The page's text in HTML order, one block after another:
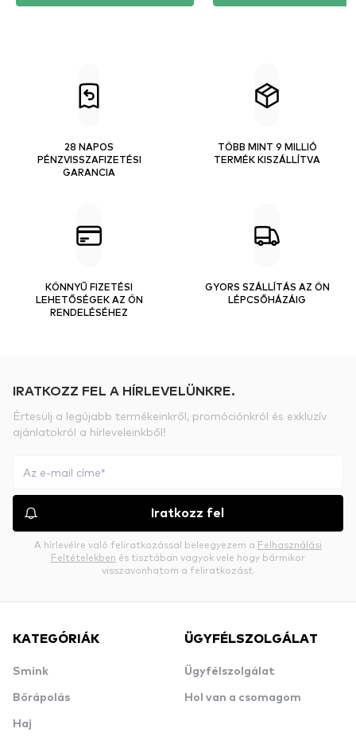
28 NAPOS
PÉNZVISSZAFIZETÉSI
GARANCIA
TÖBB MINT 9 MILLIÓ
TERMÉK KISZÁLLÍTVA
KÖNNYŰ FIZETÉSI
LEHETŐSÉGEK AZ ÖN
RENDELÉSÉHEZ
GYORS SZÁLLÍTÁS AZ ÖN
LÉPCSŐHÁZÁIG
IRATKOZZ FEL A HÍRLEVELÜNKRE.
Értesülj a legújabb termékeinkről, promóciónkról és exkluzív
ajánlatokról a hírleveleinkből!
Iratkozz fel
A hírlevélre való feliratkozással beleegyezem a Felhasználási
Feltételekben és tisztában vagyok vele hogy bármikor
visszavonhatom a feliratkozást.
KATEGÓRIÁK
Smink
Bőrápolás
Haj
ÜGYFÉLSZOLGÁLAT
Ügyfélszolgálat
Hol van a csomagom